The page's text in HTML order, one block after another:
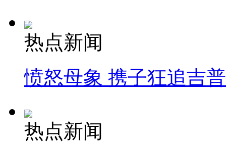
热点新闻
愤怒母象 携子狂追吉
热点新闻